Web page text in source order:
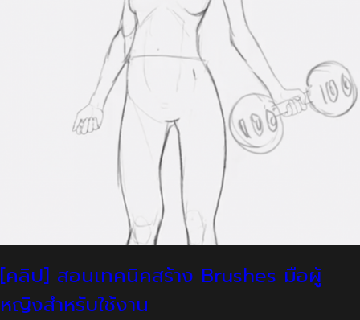
[คลิป] สอนเทคนิคสร้าง Brushes มือผู้
หญิงสำหรับใช้งาน